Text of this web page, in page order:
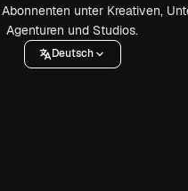
unter Kreativen,
Agenturen und Studios.
Deutsch